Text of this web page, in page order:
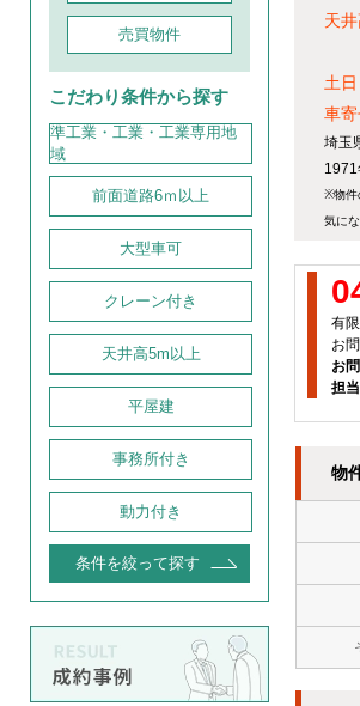
天
土
車
埼玉
※物件
気に
有
お
お
担
物
売買物件
こだわり条件から探す
準工業・工業・工業専用地
域
前面道路6ｍ以上
大型車可
クレーン付き
天井高5m以上
平屋建
事務所付き
動力付き
条件を絞って探す